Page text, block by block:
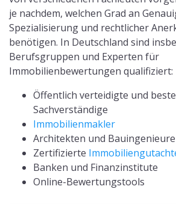
je nachdem, welchen Grad an
Spezialisierung und rechtlicher
benötigen. In Deutschland sind
Berufsgruppen und Experten für
Immobilienbewertungen qualifiziert:
Öffentlich verteidigte und
Sachverständige
Immobilienmakler
Architekten und Bauingenieure
Zertifizierte
Banken und Finanzinstitute
Online-Bewertungstools